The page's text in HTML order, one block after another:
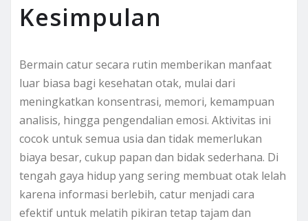
Kesimpulan
Bermain catur secara rutin memberikan manfaat
luar biasa bagi kesehatan otak, mulai dari
meningkatkan konsentrasi, memori, kemampuan
analisis, hingga pengendalian emosi. Aktivitas ini
cocok untuk semua usia dan tidak memerlukan
biaya besar, cukup papan dan bidak sederhana. Di
tengah gaya hidup yang sering membuat otak lelah
karena informasi berlebih, catur menjadi cara
efektif untuk melatih pikiran tetap tajam dan